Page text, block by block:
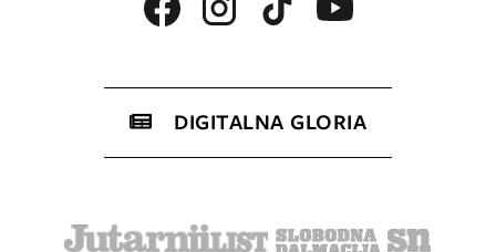
DIGITALNA GLORIA